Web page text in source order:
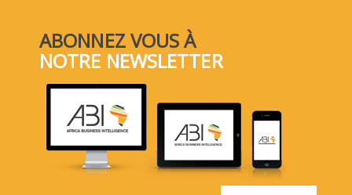
ABONNEZ VOUS À
NOTRE NEWSLETTER